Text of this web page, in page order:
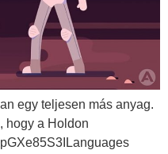
egy teljesen más anyag.
hogy a Holdon